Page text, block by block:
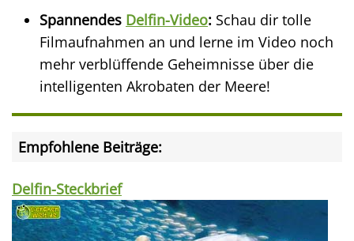
Spannendes Delfin-Video: Schau dir tolle
Filmaufnahmen an und lerne im Video noch
mehr verblüffende Geheimnisse über die
intelligenten Akrobaten der Meere!
Empfohlene Beiträge:
Delfin-Steckbrief